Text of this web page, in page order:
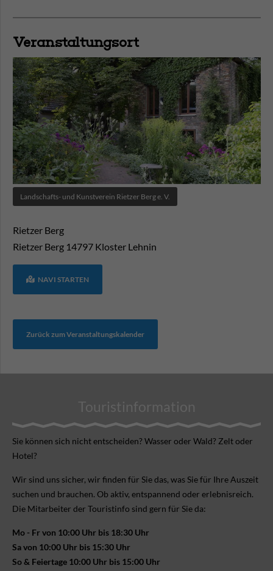
Veranstaltungsort
Landschafts- und Kunstverein Rietzer Berg e. V.
Rietzer Berg
Rietzer Berg 14797 Kloster Lehnin
NAVI STARTEN
Zurück zum Veranstaltungskalender
Touristinformation
Sie können sich nicht ent­scheiden? Wasser oder Wald? Zelt oder
Hotel?
Wir sind uns sicher, wir finden für Sie das, was Sie für Ihre Aus­zeit
suchen und brauchen. Ob aktiv, ent­spannend oder erlebnis­reich.
Die Mitarbeiter der Touristinfo sind gern für Sie da:
Mo - Fr von 10:00 Uhr bis 18:30 Uhr
Sa von 10:00 Uhr bis 15:30 Uhr
So & Feiertage 10:00 Uhr bis 15:00 Uhr